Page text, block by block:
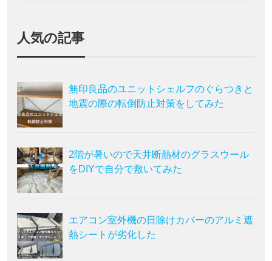
人気の記事
無印良品のユニットシェルフのぐらつきと
地震の際の転倒防止対策をしてみた
2階が暑いので天井断熱材のグラスウール
をDIYで自分で敷いてみた
エアコン室外機の日除けカバーのアルミ遮
熱シートが劣化した